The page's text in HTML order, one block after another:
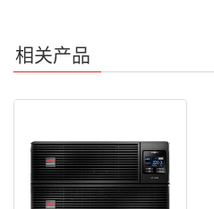
相关产品